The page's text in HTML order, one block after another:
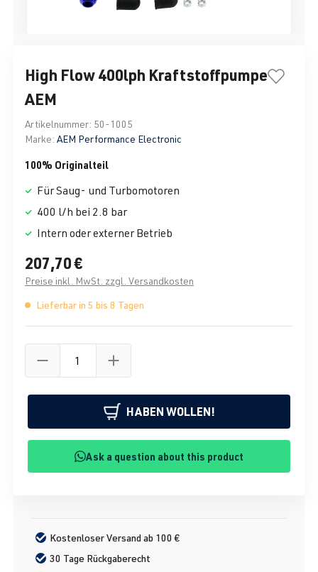
High Flow 400lph Kraftstoffpumpe
AEM
Artikelnummer: 50-1005
Marke: AEM Performance Electronic
100% Originalteil
Für Saug- und Turbomotoren
400 l/h bei 2.8 bar
Intern oder externer Betrieb
207,70 €
Preise inkl. MwSt. zzgl. Versandkosten
Lieferbar in 5 bis 8 Tagen
HABEN WOLLEN!
Ask a question about this product
Kostenloser Versand ab 100 €
30 Tage Rückgaberecht